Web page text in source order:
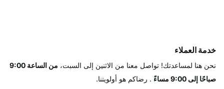
خدمة العملاء
نحن هنا لمساعدتك! تواصل معنا من الاثنين إلى السبت،
من الساعة 9:00
صباحًا إلى 9:00 مساءً
. رضاكم هو أولويتنا.